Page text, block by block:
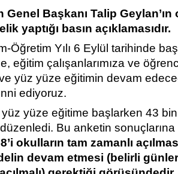
Genel Başkanı Talip Geylan’ın
yaptığı basın açıklamasıdır.
Öğretim Yılı 6 Eylül tarihinde
eğitim çalışanlarımıza ve
ve yüz yüze eğitimin devam
ediyoruz.
yüze eğitime başlarken 43
Bu anketin
okulların tam zamanlı
devam etmesi (belirli